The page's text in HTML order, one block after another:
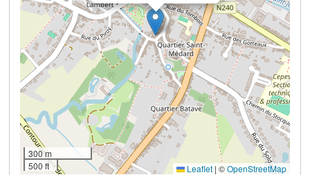
300 m
500 ft
Leaflet | ©OpenStreetMap